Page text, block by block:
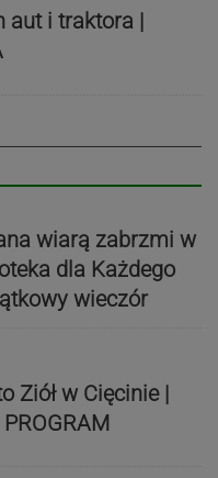
aut i traktora |
wiarą zabrzmi w
dla Każdego
wieczór
Ziół w Cięcinie |